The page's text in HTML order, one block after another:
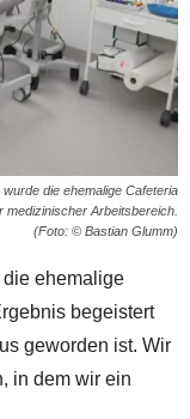
die ehemalige Cafeteria
Arbeitsbereich.
(Foto: © Bastian Glumm)
ehemalige
begeistert
geworden ist. Wir
in dem wir ein